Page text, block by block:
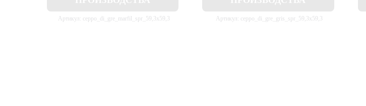
Артикул: ceppo_di_gre_marfil_spr_59,3x59,3 Артикул: ceppo_di_gre_gris_spr_59,3x59,3